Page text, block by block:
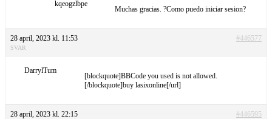
kqeogzlbpe
Muchas gracias. ?Como puedo iniciar sesion?
28 april, 2023 kl. 11:53 #446577
SVAR
DarrylTum
[blockquote]BBCode you used is not allowed.
[/blockquote]buy lasixonline[/url]
28 april, 2023 kl. 22:15 #446595